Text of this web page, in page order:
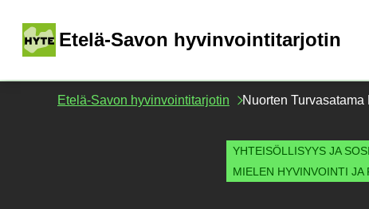
sisältöön
Etelä-Savon hyvinvointitarjotin
Etelä-Savon hyvinvointitarjotin Nuorten Turvasatama
YHTEISÖLLISYYS JA
MIELEN HYVINVOINTI JA